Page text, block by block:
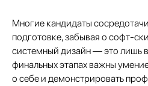
Многие кандидаты
подготовке, забывая о софт-
системный дизайн — это лишь
финальных этапах важны
о себе и демонстрировать